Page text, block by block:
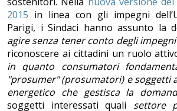
2015 in linea con gli impegni
Parigi, i Sindaci hanno assunto la
agire senza tener conto degli
riconoscere ai cittadini un ruolo
in quanto consumatori
"prosumer" (prosumatori) e soggetti
energetico che gestisca la
soggetti interessati quali settore